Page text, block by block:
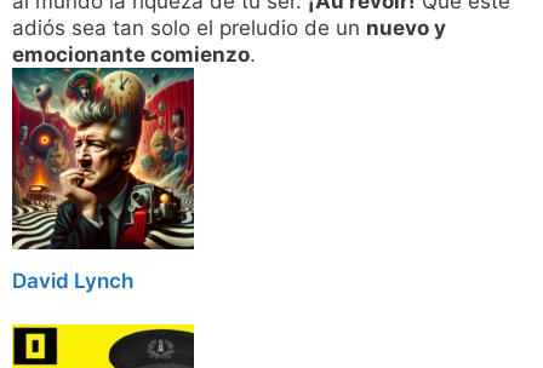
adiós sea tan solo el preludio de un nuevo y
emocionante comienzo.
David Lynch